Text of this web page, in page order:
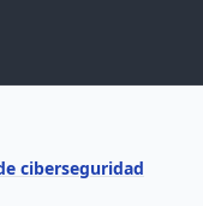
ciberseguridad